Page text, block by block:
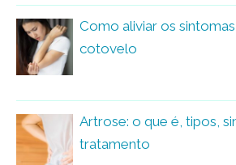
Como aliviar os
cotovelo
Artrose: o que é, tipos,
tratamento